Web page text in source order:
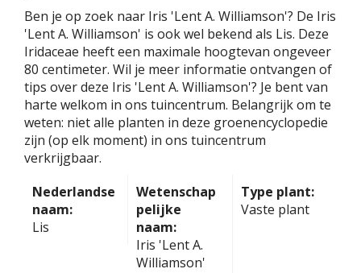
Ben je op zoek naar Iris 'Lent A. Williamson'? De Iris
'Lent A. Williamson' is ook wel bekend als Lis. Deze
Iridaceae heeft een maximale hoogtevan ongeveer
80 centimeter. Wil je meer informatie ontvangen of
tips over deze Iris 'Lent A. Williamson'? Je bent van
harte welkom in ons tuincentrum. Belangrijk om te
weten: niet alle planten in deze groenencyclopedie
zijn (op elk moment) in ons tuincentrum
verkrijgbaar.
Nederlandse
naam:
Lis
Wetenschap
pelijke
naam:
Iris 'Lent A.
Williamson'
Type plant:
Vaste plant